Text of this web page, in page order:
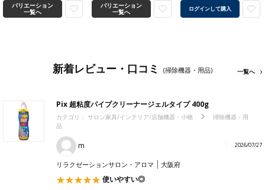
バリエーション
一覧へ
バリエーション
一覧へ ログインして購入
新着レビュー・口コミ (掃除機器・用品) 一覧へ
Pix 超粘度パイプクリーナージェルタイプ 400g
カテゴリ： サロン家具/インテリア/店舗機器・小物
掃除機器・用
品
m 2026/07/27
リラクゼーションサロン・アロマ 大阪府
使いやすい◎